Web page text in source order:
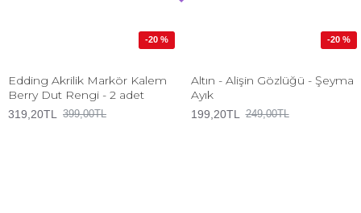
-20 %
Edding Akrilik Markör Kalem
Berry Dut Rengi - 2 adet
319,20TL 399,00TL
-20 %
Altın - Alişin Gözlüğü - Şeyma
Ayık
199,20TL 249,00TL